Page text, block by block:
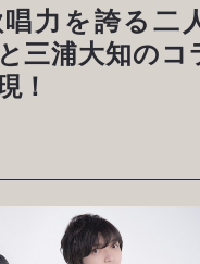
力を誇る二
三浦大知のコ
！